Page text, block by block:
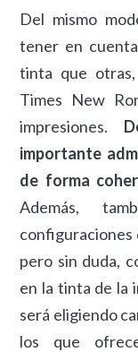
Del mismo
tener en
tinta que
Times New
impresiones.
importante
de forma
Además,
configuraciones
pero sin duda,
en la tinta de la
será eligiendo
los que